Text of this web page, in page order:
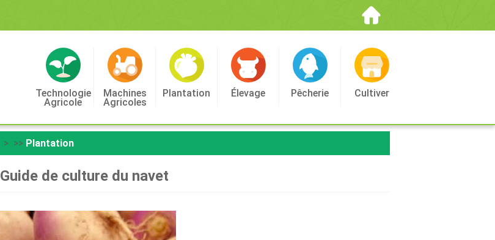
Technologie
Agricole
Machines
Agricoles
Plantation Élevage Pêcherie Cultiver
> >> Plantation
Guide de culture du navet